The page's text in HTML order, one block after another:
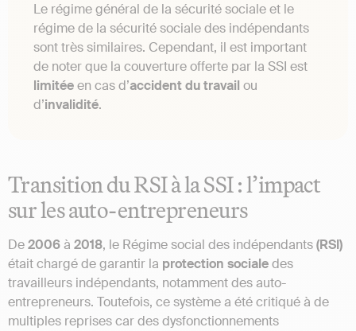
Le régime général de la sécurité sociale et le
régime de la sécurité sociale des indépendants
sont très similaires. Cependant, il est important
de noter que la couverture offerte par la SSI est
limitéeen cas d’accident du travail ou
d’invalidité.
Transition du RSI à la SSI : l’impact
sur les auto-entrepreneurs
De2006à 2018, le Régime social des indépendants(RSI)
était chargé de garantir la protection socialedes
travailleurs indépendants, notamment des auto-
entrepreneurs. Toutefois, ce système a été critiqué à de
multiples reprises car des dysfonctionnements